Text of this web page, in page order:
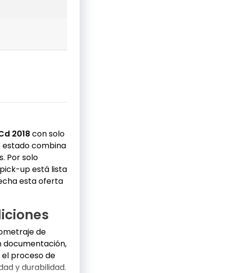
2018con solo
estado combina
Por solo
up está lista
esta oferta
de
proceso de
y durabilidad.